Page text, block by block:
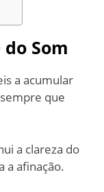
Som
a acumular
que
a clareza do
a afinação.